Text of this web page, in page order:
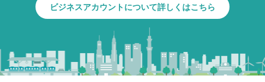
ビジネスアカウントについて詳しくはこちら